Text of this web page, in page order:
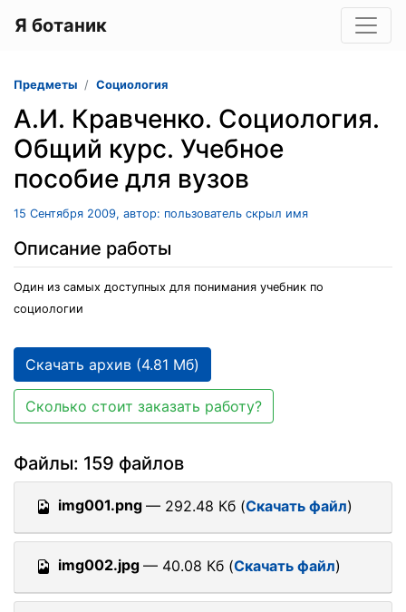
Я ботаник
Предметы Социология
А.И. Кравченко. Социология.
Общий курс. Учебное
пособие для вузов
15 Сентября 2009, автор: пользователь скрыл имя
Описание работы
Один из самых доступных для понимания учебник по
социологии
Скачать архив (4.81 Мб)
Сколько стоит заказать работу?
Файлы: 159 файлов
img001.png — 292.48 Кб (Скачать файл)
img002.jpg — 40.08 Кб (Скачать файл)